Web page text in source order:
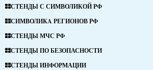
СТЕНДЫ С СИМВОЛИКОЙ РФ
СИМВОЛИКA РЕГИОНОВ РФ
СТЕНДЫ МЧС РФ
СТЕНДЫ ПО БЕЗОПАСНОСТИ
СТЕНДЫ ИНФОРМАЦИИ